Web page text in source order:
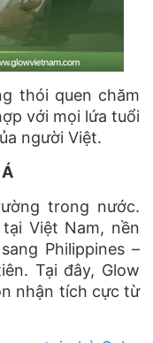
thói quen chăm
với mọi lứa tuổi
người Việt.
trong nước.
Việt Nam, nền
Philippines –
Tại đây, Glow
nhận tích cực từ